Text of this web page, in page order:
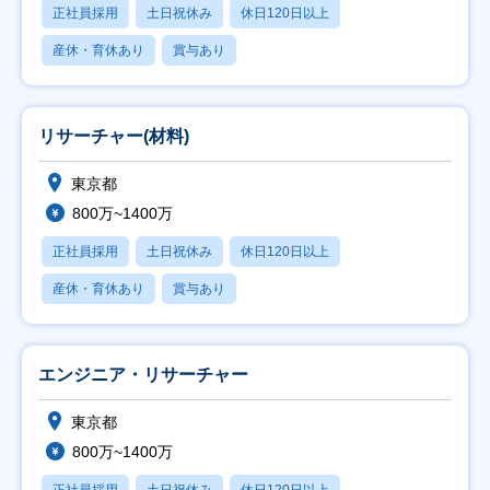
正社員採用 土日祝休み 休日120日以上
産休・育休あり 賞与あり
リサーチャー(材料)
東京都
800万~1400万
正社員採用 土日祝休み 休日120日以上
産休・育休あり 賞与あり
エンジニア・リサーチャー
東京都
800万~1400万